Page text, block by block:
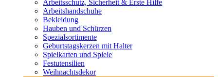
Arbeitsschutz, Sicherheit & Erste Hilfe
Arbeitshandschuhe
Bekleidung
Hauben und Schürzen
Spezialsortimente
Geburtstagskerzen mit Halter
Spielkarten und Spiele
Festutensilien
Weihnachtsdekor